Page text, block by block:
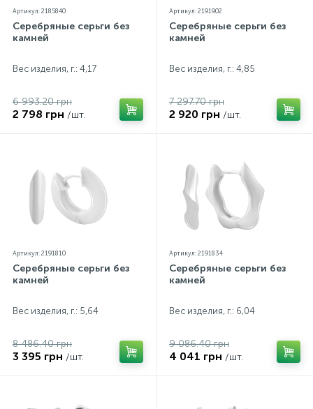
Артикул: 2185840
Серебряные серьги без
камней
Вес изделия, г.: 4,17
6 993.20 грн
2 798 грн /шт.
Артикул: 2191902
Серебряные серьги без
камней
Вес изделия, г.: 4,85
7 297.70 грн
2 920 грн /шт.
Артикул: 2191810
Серебряные серьги без
камней
Вес изделия, г.: 5,64
8 486.40 грн
3 395 грн /шт.
Артикул: 2191834
Серебряные серьги без
камней
Вес изделия, г.: 6,04
9 086.40 грн
4 041 грн /шт.